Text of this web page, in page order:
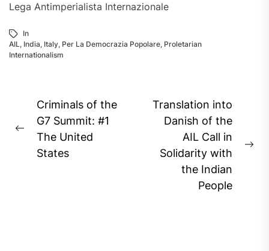
Lega Antimperialista Internazionale
In
AIL, India, Italy, Per La Democrazia Popolare, Proletarian
Internationalism
Post
navigation
Previous
post:
Criminals of the
G7 Summit: #1
The United
States
Translation into
Danish of the
AIL Call in
Solidarity with
the Indian
People